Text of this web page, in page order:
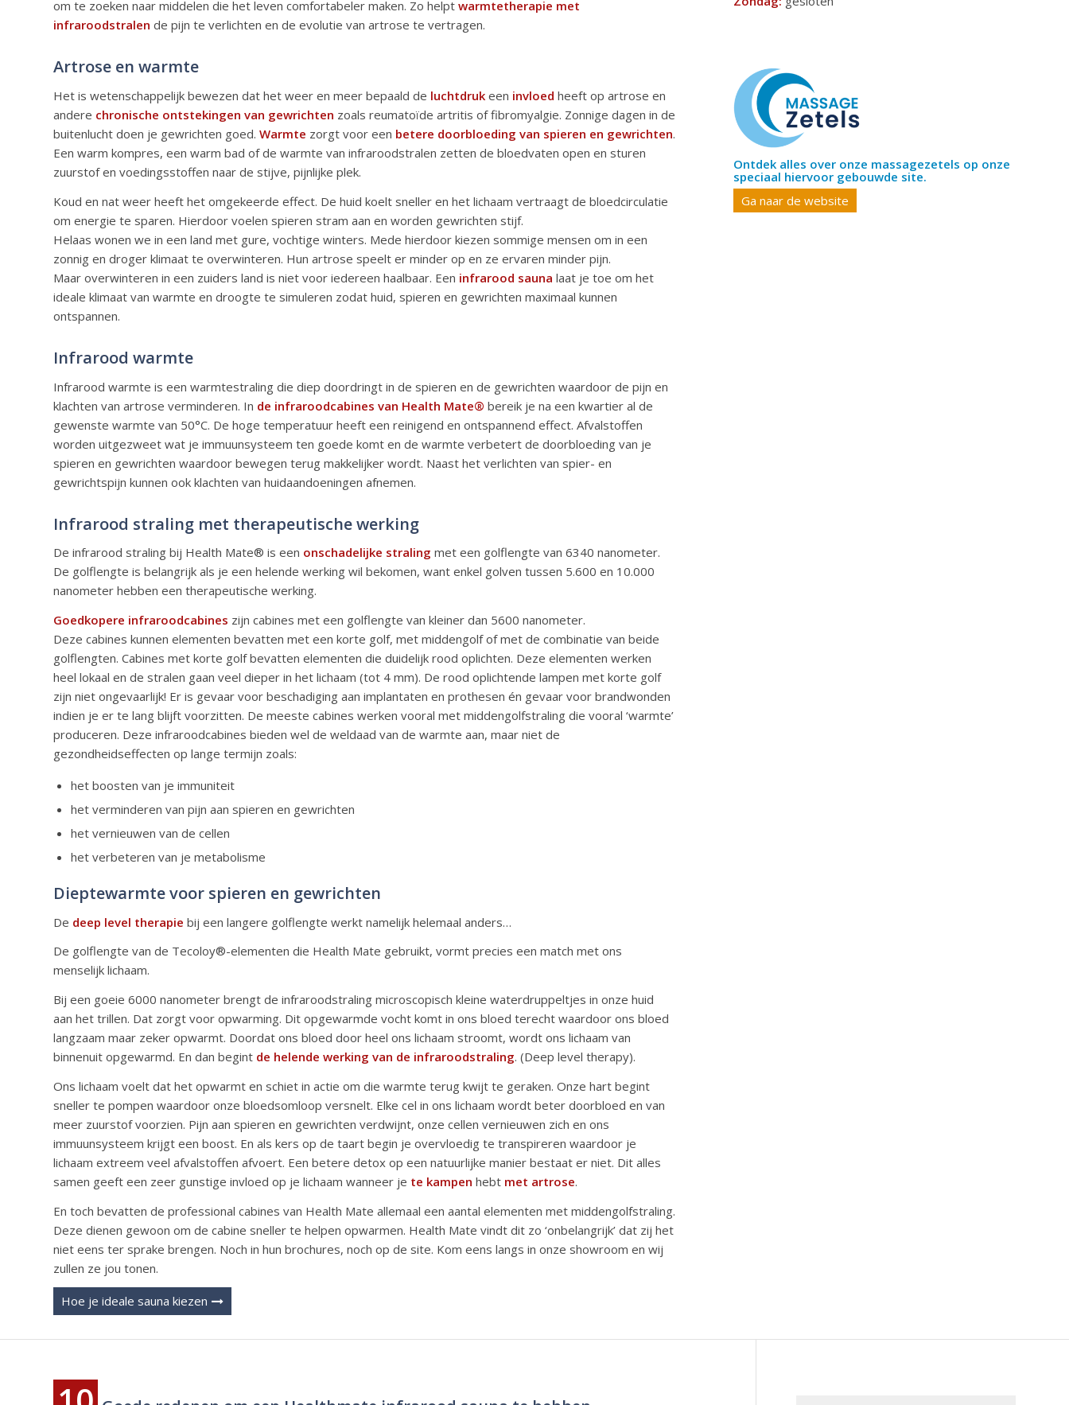
om te zoeken naar middelen die het leven comfortabeler maken. Zo helpt warmtetherapie met
infraroodstralen de pijn te verlichten en de evolutie van artrose te vertragen.
Artrose en warmte
Het is wetenschappelijk bewezen dat het weer en meer bepaald de luchtdruk een invloed heeft op artrose en
andere chronische ontstekingen van gewrichten zoals reumatoïde artritis of fibromyalgie. Zonnige dagen in de
buitenlucht doen je gewrichten goed. Warmte zorgt voor een betere doorbloeding van spieren en gewrichten.
Een warm kompres, een warm bad of de warmte van infraroodstralen zetten de bloedvaten open en sturen
zuurstof en voedingsstoffen naar de stijve, pijnlijke plek.
Koud en nat weer heeft het omgekeerde effect. De huid koelt sneller en het lichaam vertraagt de bloedcirculatie
om energie te sparen. Hierdoor voelen spieren stram aan en worden gewrichten stijf.
Helaas wonen we in een land met gure, vochtige winters. Mede hierdoor kiezen sommige mensen om in een
zonnig en droger klimaat te overwinteren. Hun artrose speelt er minder op en ze ervaren minder pijn.
Maar overwinteren in een zuiders land is niet voor iedereen haalbaar. Een infrarood sauna laat je toe om het
ideale klimaat van warmte en droogte te simuleren zodat huid, spieren en gewrichten maximaal kunnen
ontspannen.
Infrarood warmte
Infrarood warmte is een warmtestraling die diep doordringt in de spieren en de gewrichten waardoor de pijn en
klachten van artrose verminderen. In de infraroodcabines van Health Mate® bereik je na een kwartier al de
gewenste warmte van 50°C. De hoge temperatuur heeft een reinigend en ontspannend effect. Afvalstoffen
worden uitgezweet wat je immuunsysteem ten goede komt en de warmte verbetert de doorbloeding van je
spieren en gewrichten waardoor bewegen terug makkelijker wordt. Naast het verlichten van spier- en
gewrichtspijn kunnen ook klachten van huidaandoeningen afnemen.
Infrarood straling met therapeutische werking
De infrarood straling bij Health Mate® is een onschadelijke straling met een golflengte van 6340 nanometer.
De golflengte is belangrijk als je een helende werking wil bekomen, want enkel golven tussen 5.600 en 10.000
nanometer hebben een therapeutische werking.
Goedkopere infraroodcabines zijn cabines met een golflengte van kleiner dan 5600 nanometer.
Deze cabines kunnen elementen bevatten met een korte golf, met middengolf of met de combinatie van beide
golflengten. Cabines met korte golf bevatten elementen die duidelijk rood oplichten. Deze elementen werken
heel lokaal en de stralen gaan veel dieper in het lichaam (tot 4 mm). De rood oplichtende lampen met korte golf
zijn niet ongevaarlijk! Er is gevaar voor beschadiging aan implantaten en prothesen én gevaar voor brandwonden
indien je er te lang blijft voorzitten. De meeste cabines werken vooral met middengolfstraling die vooral ‘warmte’
produceren. Deze infraroodcabines bieden wel de weldaad van de warmte aan, maar niet de
gezondheidseffecten op lange termijn zoals:
het boosten van je immuniteit
het verminderen van pijn aan spieren en gewrichten
het vernieuwen van de cellen
het verbeteren van je metabolisme
Dieptewarmte voor spieren en gewrichten
De deep level therapie bij een langere golflengte werkt namelijk helemaal anders…
De golflengte van de Tecoloy®-elementen die Health Mate gebruikt, vormt precies een match met ons
menselijk lichaam.
Bij een goeie 6000 nanometer brengt de infraroodstraling microscopisch kleine waterdruppeltjes in onze huid
aan het trillen. Dat zorgt voor opwarming. Dit opgewarmde vocht komt in ons bloed terecht waardoor ons bloed
langzaam maar zeker opwarmt. Doordat ons bloed door heel ons lichaam stroomt, wordt ons lichaam van
binnenuit opgewarmd. En dan begint de helende werking van de infraroodstraling. (Deep level therapy).
Ons lichaam voelt dat het opwarmt en schiet in actie om die warmte terug kwijt te geraken. Onze hart begint
sneller te pompen waardoor onze bloedsomloop versnelt. Elke cel in ons lichaam wordt beter doorbloed en van
meer zuurstof voorzien. Pijn aan spieren en gewrichten verdwijnt, onze cellen vernieuwen zich en ons
immuunsysteem krijgt een boost. En als kers op de taart begin je overvloedig te transpireren waardoor je
lichaam extreem veel afvalstoffen afvoert. Een betere detox op een natuurlijke manier bestaat er niet. Dit alles
samen geeft een zeer gunstige invloed op je lichaam wanneer je te kampen hebt met artrose.
En toch bevatten de professional cabines van Health Mate allemaal een aantal elementen met middengolfstraling.
Deze dienen gewoon om de cabine sneller te helpen opwarmen. Health Mate vindt dit zo ‘onbelangrijk’ dat zij het
niet eens ter sprake brengen. Noch in hun brochures, noch op de site. Kom eens langs in onze showroom en wij
zullen ze jou tonen.
Hoe je ideale sauna kiezen
Ontdek alles over onze massagezetels op onze
speciaal hiervoor gebouwde site.
Ga naar de website